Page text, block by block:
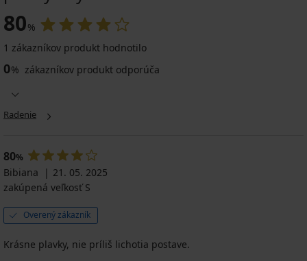
Jednodielne
Vitamins
Maia
119,99
€
28,80
€
kód
SUN20
Jednodielne
plavky
Black
Jednodielne
plavky
32,99
7,92
kód
SUN20
80%
1 zákazníkov produkt hodnotilo
0% zákazníkov produkt odporúča
Radenie
80%
Bibiana
21. 05. 2025
zakúpená veľkosť S
Overený zákazník
Krásne plavky, nie príliš lichotia postave.